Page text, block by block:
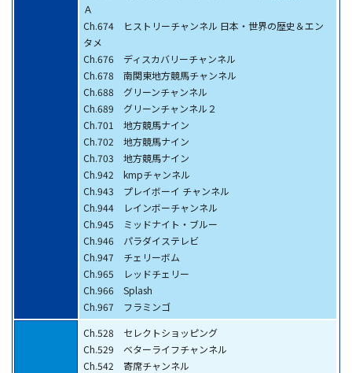
Ａ
Ch.674 ヒストリーチャンネル 日本・世界の歴史＆エン
タメ
Ch.676 ディスカバリーチャンネル
Ch.678 南関東地方競馬チャンネル
Ch.688 グリーンチャンネル
Ch.689 グリーンチャンネル２
Ch.701 地方競馬ナイン
Ch.702 地方競馬ナイン
Ch.703 地方競馬ナイン
Ch.942 kmpチャンネル
Ch.943 プレイボーイ チャンネル
Ch.944 レインボーチャンネル
Ch.945 ミッドナイト・ブルー
Ch.946 パラダイステレビ
Ch.947 チェリーボム
Ch.965 レッドチェリー
Ch.966 Splash
Ch.967 フラミンゴ
Ch.528 セレクトショッピング
Ch.529 ベターライフチャンネル
Ch.542 寄席チャンネル